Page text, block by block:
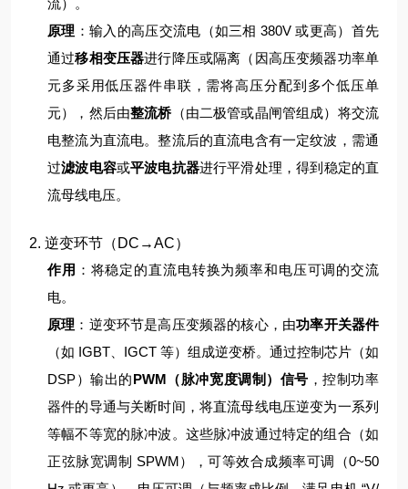
流）。
原理 ： 输入的高压交流电（如三相 380V 或更高）首先
通过移相变压器进行降压或隔离（因高压变频器功率单
元多采用低压器件串联，需将高压分配到多个低压单
元），然后由整流桥（由二极管或晶闸管组成）将交流
电整流为直流电。整流后的直流电含有一定纹波，需通
过滤波电容或平波电抗器进行平滑处理，得到稳定的直
流母线电压。
2. 逆变环节（DC→AC）
作用 ：将稳定的直流电转换为频率和电压可调的交流
电。
原理 ： 逆变环节是高压变频器的核心，由功率开关器件
（如 IGBT、IGCT 等）组成逆变桥。通过控制芯片（如
DSP）输出的PWM（脉冲宽度调制）信号 ，控制功率
器件的导通与关断时间，将直流母线电压逆变为一系列
等幅不等宽的脉冲波。 这些脉冲波通过特定的组合（如
正弦脉宽调制 SPWM），可等效合成频率可调（0~50